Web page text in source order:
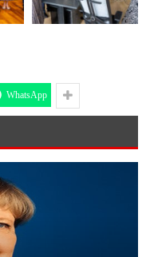
WhatsApp